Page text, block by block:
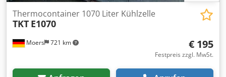
Moers 721 km
Thermocontainer 1070 Liter Kühlzelle
TKT E1070
€ 195
Festpreis zzgl. MwSt.